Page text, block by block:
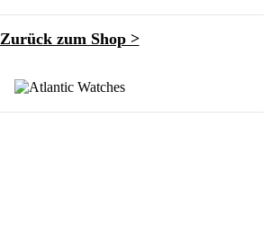
Zurück zum Shop >